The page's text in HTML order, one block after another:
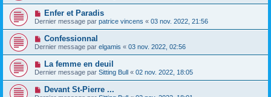
Enfer et Paradis
Dernier message par patrice vincens « 03 nov. 2022, 21:56
Confessionnal
Dernier message par elgamis « 03 nov. 2022, 02:56
La femme en deuil
Dernier message par Sitting Bull « 02 nov. 2022, 18:05
Devant St-Pierre ...